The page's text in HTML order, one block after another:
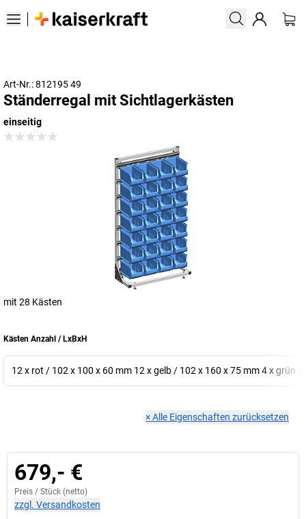
Art-Nr.: 812195 49
Ständerregal mit Sichtlagerkästen
einseitig
mit 28 Kästen
Kästen Anzahl / LxBxH
12 x rot / 102 x 100 x 60 mm 12 x gelb / 102 x 160 x 75 mm 4 x grün
×Alle Eigenschaften zurücksetzen
679,- €
Preis / Stück (netto)
zzgl. Versandkosten